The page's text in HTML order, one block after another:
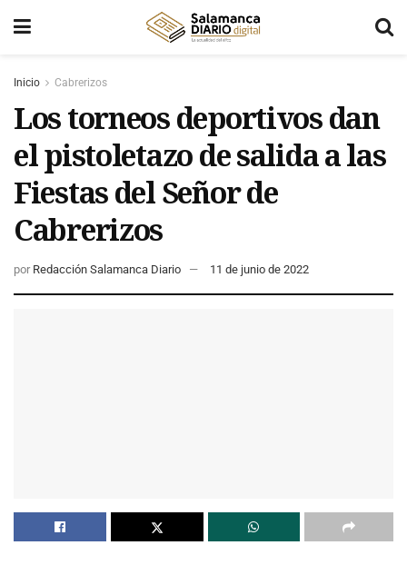
Inicio Cabrerizos
Los torneos deportivos dan
el pistoletazo de salida a las
Fiestas del Señor de
Cabrerizos
por Redacción Salamanca Diario 11 de junio de 2022